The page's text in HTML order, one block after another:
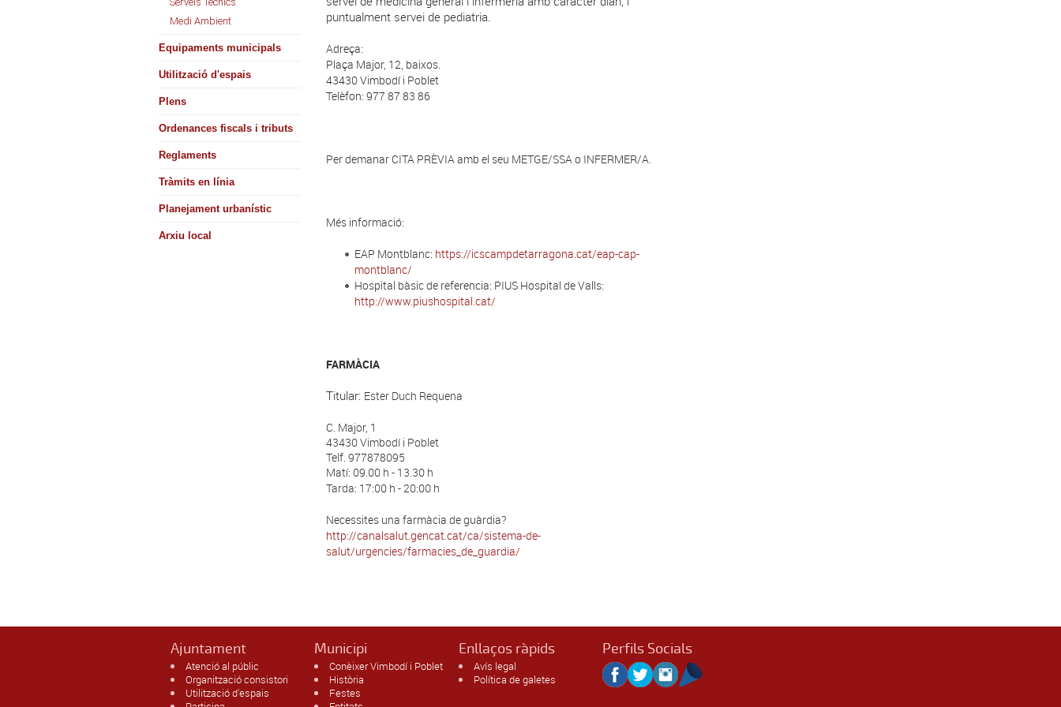
Medi Ambient
Equipaments municipals
Utilització d'espais
Plens
Ordenances fiscals i tributs
Reglaments
Tràmits en línia
Planejament urbanístic
Arxiu local
puntualment servei de pediatria.
Adreça:
Plaça Major, 12, baixos.
43430 Vimbodí i Poblet
Telèfon: 977 87 83 86
Per demanar CITA PRÈVIA amb el seu METGE/SSA o INFERMER/A.
Més informació:
EAP Montblanc: https://icscampdetarragona.cat/eap-cap-
montblanc/
Hospital bàsic de referencia: PIUS Hospital de Valls:
http://www.piushospital.cat/
FARMÀCIA
Titular: Ester Duch Requena
C. Major, 1
43430 Vimbodí i Poblet
Telf. 977878095
Matí: 09.00 h - 13.30 h
Tarda: 17:00 h - 20:00 h
Necessites una farmàcia de guàrdia?
http://canalsalut.gencat.cat/ca/sistema-de-
salut/urgencies/farmacies_de_guardia/
Ajuntament
Atenció al públic
Organització consistori
Utilització d'espais
Municipi
Conèixer Vimbodí i Poblet
Història
Festes
Enllaços ràpids
Avís legal
Política de galetes
Perfils Socials